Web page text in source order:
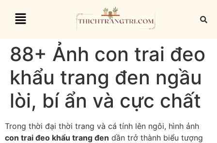
88+ Ảnh con trai đeo
khẩu trang đen ngầu
lòi, bí ẩn và cực chất
Trong thời đại thời trang và cá tính lên ngôi, hình ảnh
con trai đeo khẩu trang đen dần trở thành biểu tượng